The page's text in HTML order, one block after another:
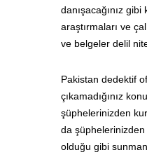
danışacağınız
araştırmaları ve
ve belgeler delil
Pakistan dedektif
çıkamadığınız
şüphelerinizden
da şüphelerinizden
olduğu gibi